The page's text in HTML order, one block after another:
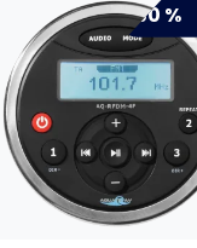
-50 %